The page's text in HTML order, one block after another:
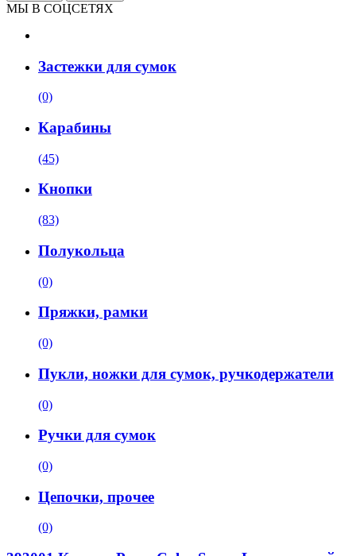
МЫ В СОЦСЕТЯХ
Застежки для сумок
(0)
Карабины
(45)
Кнопки
(83)
Полукольца
(0)
Пряжки, рамки
(0)
Пукли, ножки для сумок, ручкодержатели
(0)
Ручки для сумок
(0)
Цепочки, прочее
(0)